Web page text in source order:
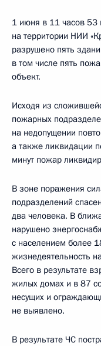
1 июня в 11 часов 53
на территории НИИ
разрушено пять
в том числе пять
объект.
Исходя из
пожарных
на недопущении
а также ликвидации
минут пожар
В зоне поражения
подразделений
два человека. В
нарушено
с населением более
жизнедеятельность
Всего в результате
жилых домах и в 87
несущих и
не выявлено.
В результате ЧС